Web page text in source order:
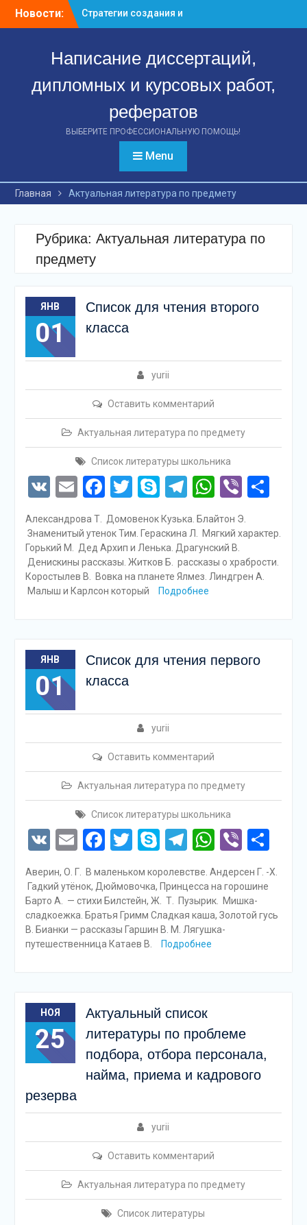
Новости:
предприятиями:
Стратегии формирования
вексельным портфелем
банка: путь к финансовой
стабильности
Эффект международных
стандартов: как
повышение качества
финансовой отчетности
российских предприятий
способствует
Написание диссертаций,
дипломных и курсовых работ,
рефератов
ВЫБЕРИТЕ ПРОФЕССИОНАЛЬНУЮ ПОМОЩЬ!
Menu
Главная Актуальная литература по предмету
Рубрика: Актуальная литература по
предмету
ЯНВ
01
Список для чтения второго
класса
yurii
Оставить комментарий
Актуальная литература по предмету
Список литературы школьника
VKEmailFacebook
Twitter
SkypeTelegram
Viber
Александрова Т. Домовенок Кузька. Блайтон Э.
Знаменитый утенок Тим. Гераскина Л. Мягкий характер.
Горький М. Дед Архип и Ленька. Драгунский В.
Денискины рассказы. Житков Б. рассказы о храбрости.
Коростылев В. Вовка на планете Ялмез. Линдгрен А.
Малыш и Карлсон который
Подробнее
ЯНВ
01
Список для чтения первого
класса
yurii
Оставить комментарий
Актуальная литература по предмету
Список литературы школьника
VKEmailFacebook
Twitter
SkypeTelegram
Viber
Аверин, О. Г. В маленьком королевстве. Андерсен Г. -Х.
Гадкий утёнок, Дюймовочка, Принцесса на горошине
Барто А. — стихи Билстейн, Ж. Т. Пузырик. Мишка-
сладкоежка. Братья Гримм Сладкая каша, Золотой гусь
В. Бианки — рассказы Гаршин В. М. Лягушка-
путешественница Катаев В.
Подробнее
НОЯ
25
Актуальный список
литературы по проблеме
подбора, отбора персонала,
найма, приема и кадрового
резерва
yurii
Оставить комментарий
Актуальная литература по предмету
Список литературы